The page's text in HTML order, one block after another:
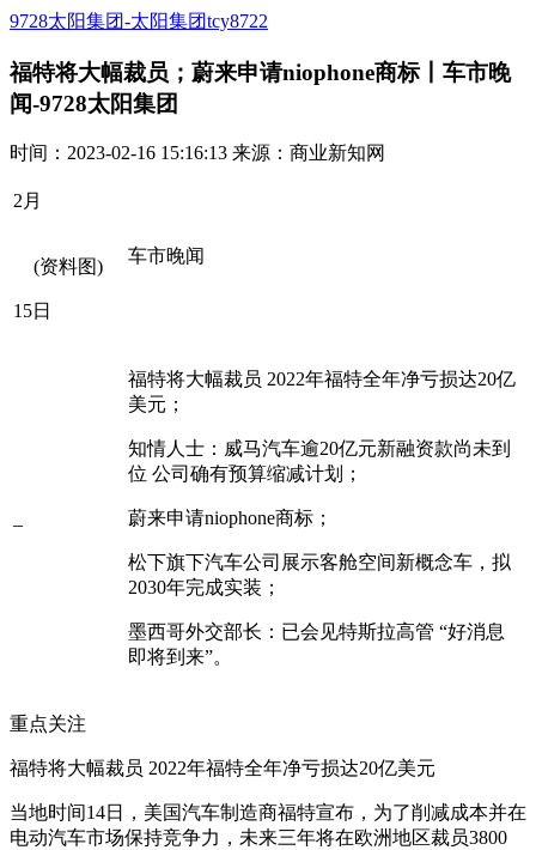
9728太阳集团-太阳集团tcy8722
福特将大幅裁员；蔚来申请niophone商标丨车市晚
闻-9728太阳集团
时间：2023-02-16 15:16:13 来源：商业新知网
2月
(资料图)
15日
车市晚闻
福特将大幅裁员 2022年福特全年净亏损达20亿
美元；
知情人士：威马汽车逾20亿元新融资款尚未到
位 公司确有预算缩减计划；
蔚来申请niophone商标；
松下旗下汽车公司展示客舱空间新概念车，拟
2030年完成实装；
墨西哥外交部长：已会见特斯拉高管 “好消息
即将到来”。
重点关注
福特将大幅裁员 2022年福特全年净亏损达20亿美元
当地时间14日，美国汽车制造商福特宣布，为了削减成本并在
电动汽车市场保持竞争力，未来三年将在欧洲地区裁员3800